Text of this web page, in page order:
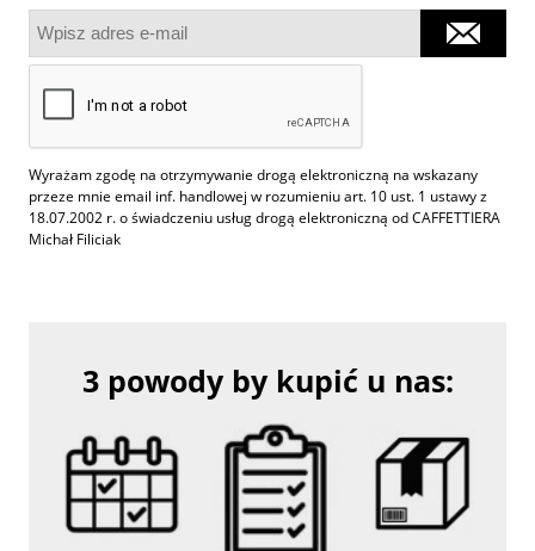
Wyrażam zgodę na otrzymywanie drogą elektroniczną na wskazany
przeze mnie email inf. handlowej w rozumieniu art. 10 ust. 1 ustawy z
18.07.2002 r. o świadczeniu usług drogą elektroniczną od CAFFETTIERA
Michał Filiciak
3 powody by kupić u nas: